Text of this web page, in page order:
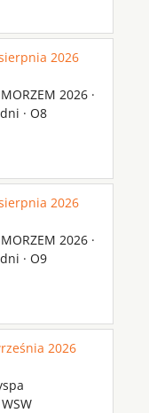
2026
2026 ·
· O8
2026
2026 ·
· O9
2026